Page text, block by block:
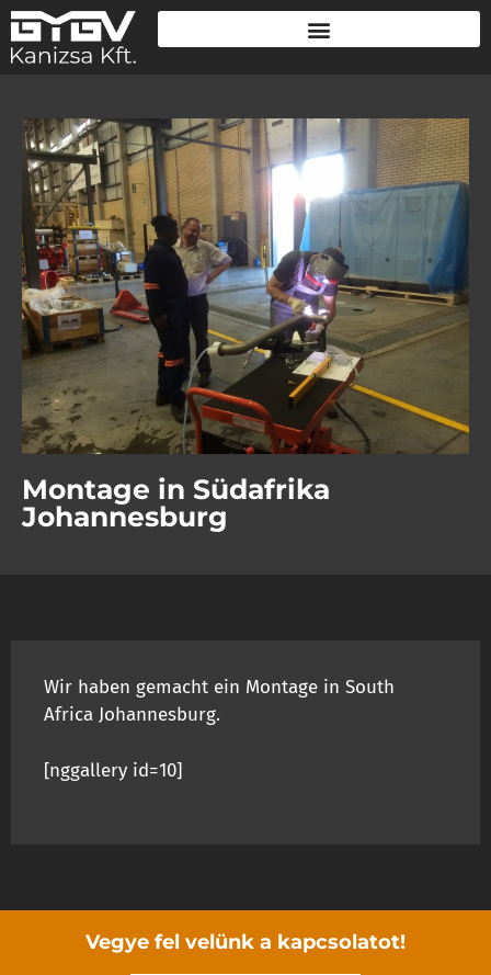
Montage in Südafrika
Johannesburg
Wir haben gemacht ein Montage in South
Africa Johannesburg.
[nggallery id=10]
Vegye fel velünk a kapcsolatot!